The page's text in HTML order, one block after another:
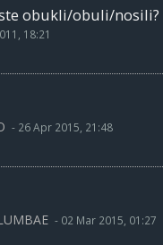
obukli/obuli/nosili?
18:21
- 26 Apr 2015, 21:48
- 02 Mar 2015, 01:27